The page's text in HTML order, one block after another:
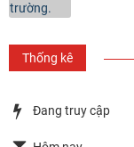
Thống kê
Đang truy cập